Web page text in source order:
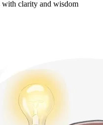
with clarity and wisdom